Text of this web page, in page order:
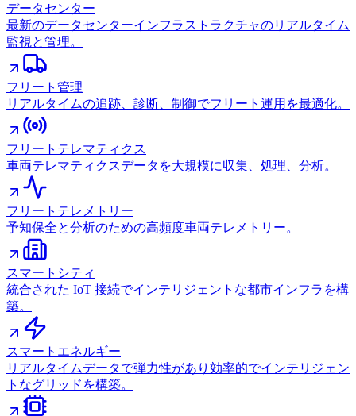
データセンター
最新のデータセンターインフラストラクチャのリアルタイム
監視と管理。
フリート管理
リアルタイムの追跡、診断、制御でフリート運用を最適化。
フリートテレマティクス
車両テレマティクスデータを大規模に収集、処理、分析。
フリートテレメトリー
予知保全と分析のための高頻度車両テレメトリー。
スマートシティ
統合された IoT 接続でインテリジェントな都市インフラを構
築。
スマートエネルギー
リアルタイムデータで弾力性があり効率的でインテリジェン
トなグリッドを構築。